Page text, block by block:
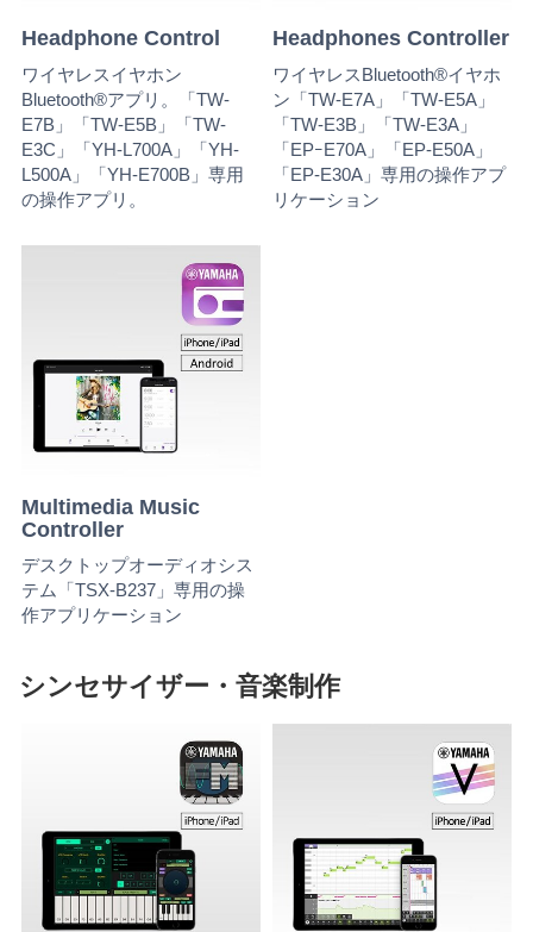
Headphone Control
ワイヤレスイヤホン
Bluetooth®アプリ。「TW-
E7B」「TW-E5B」「TW-
E3C」「YH-L700A」「YH-
L500A」「YH-E700B」専用
の操作アプリ。
Headphones Controller
ワイヤレスBluetooth®イヤホ
ン「TW-E7A」「TW-E5A」
「TW-E3B」「TW-E3A」
「EPｰE70A」「EP-E50A」
「EP-E30A」専用の操作アプ
リケーション
Multimedia Music
Controller
デスクトップオーディオシス
テム「TSX-B237」専用の操
作アプリケーション
シンセサイザー・音楽制作